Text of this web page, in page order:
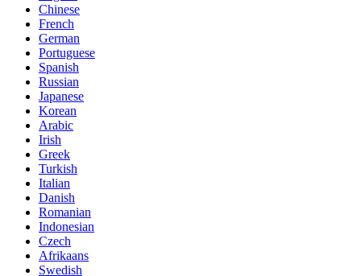
Chinese
French
German
Portuguese
Spanish
Russian
Japanese
Korean
Arabic
Irish
Greek
Turkish
Italian
Danish
Romanian
Indonesian
Czech
Afrikaans
Swedish